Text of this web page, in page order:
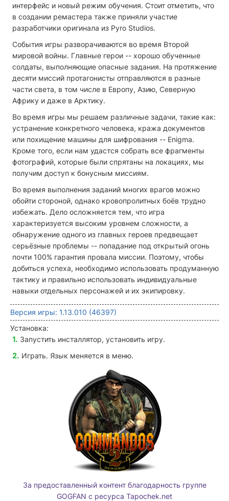
интерфейс и новый режим обучения. Стоит отметить, что
в создании ремастера также приняли участие
разработчики оригинала из Pyro Studios.
События игры разворачиваются во время Второй
мировой войны. Главные герои -- хорошо обученные
солдаты, выполняющие опасные задания. На протяжение
десяти миссий протагонисты отправляются в разные
части света, в том числе в Европу, Азию, Северную
Африку и даже в Арктику.
Во время игры мы решаем различные задачи, такие как:
устранение конкретного человека, кража документов
или похищение машины для шифрования -- Enigma.
Кроме того, если нам удастся собрать все фрагменты
фотографий, которые были спрятаны на локациях, мы
получим доступ к бонусным миссиям.
Во время выполнения заданий многих врагов можно
обойти стороной, однако кровопролитных боёв трудно
избежать. Дело осложняется тем, что игра
характеризуется высоким уровнем сложности, а
обнаружение одного из главных героев предвещает
серьёзные проблемы -- попадание под открытый огонь
почти 100% гарантия провала миссии. Поэтому, чтобы
добиться успеха, необходимо использовать продуманную
тактику и правильно использовать индивидуальные
навыки отдельных персонажей и их экипировку.
Версия игры: 1.13.010 (46397)
Установка:
Запустить инсталлятор, установить игру.
Играть. Язык меняется в меню.
За предоставленный контент благодарность группе
GOGFAN с ресурса Tapochek.net